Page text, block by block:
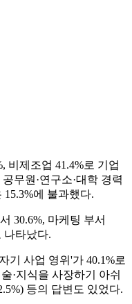
비제조업 41.4%로 기업
무원·연구소·대학 경력
에 불과했다.
30.6%, 마케팅 부서
나타났다.
기 사업 영위'가 40.1%로
·지식을 사장하기 아쉬
등의 답변도 있었다.